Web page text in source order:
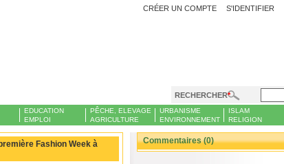
CRÉER UN COMPTE S'IDENTIFIER
RECHERCHER
EDUCATION
EMPLOI
PÊCHE, ELEVAGE
AGRICULTURE
URBANISME
ENVIRONNEMENT
ISLAM
RELIGION
Fashion Week à
Commentaires (0)